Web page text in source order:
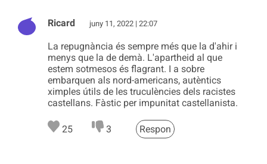
Ricard juny 11, 2022 | 22:07
La repugnància és sempre més que la d'ahir i
menys que la de demà. L'apartheid al que
estem sotmesos és flagrant. I a sobre
embarquen als nord-americans, autèntics
ximples útils de les truculències dels racistes
castellans. Fàstic per impunitat castellanista.
25 3 Respon